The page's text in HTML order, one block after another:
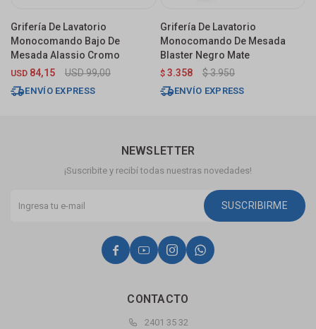
Grifería De Lavatorio
Monocomando Bajo De
Mesada Alassio Cromo
USD 84,15 USD99,00
ENVÍO EXPRESS
Grifería De Lavatorio
Monocomando De Mesada
Blaster Negro Mate
$ 3.358 $3.950
ENVÍO EXPRESS
CONTACTO
2401 35 32
NEWSLETTER
¡Suscribite y recibí todas nuestras novedades!
SUSCRIBIRME
   